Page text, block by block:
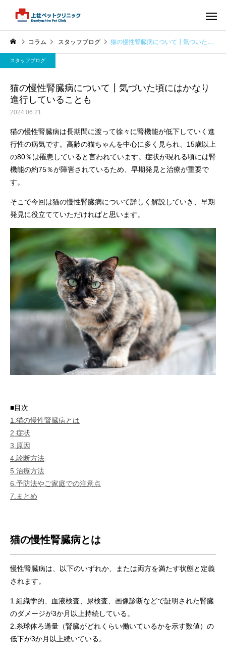
コラム スタッフブログ 猫の慢性腎臓病について┃気づいた頃にはかなり進行していることも
スタッフブログ
猫の慢性腎臓病について┃気づいた頃にはかなり
進行していることも
2024.06.21
猫の慢性腎臓病は長期間に渡って徐々に腎機能が低下していく進
行性の病気です。高齢の猫ちゃんを中心に多く見られ、15歳以上
の80％は罹患していると言われています。症状が現れる頃には腎
機能の約75％が障害されているため、早期発見と治療が重要で
す。
そこで今回は猫の慢性腎臓病について詳しく解説していき、早期
発見に役立てていただければと思います。
■目次
1.猫の慢性腎臓病とは
2.症状
3.原因
4.診断方法
5.治療方法
6.予防法やご家庭での注意点
7.まとめ
猫の慢性腎臓病とは
慢性腎臓病は、以下のいずれか、または両方を満たす状態と定義
されます。
1.組織学的、血液検査、尿検査、画像診断などで証明された腎臓
のダメージが3か月以上持続している。
2.糸球体ろ過量（腎臓がどれくらい働いているかを示す数値）の
低下が3か月以上続いている。